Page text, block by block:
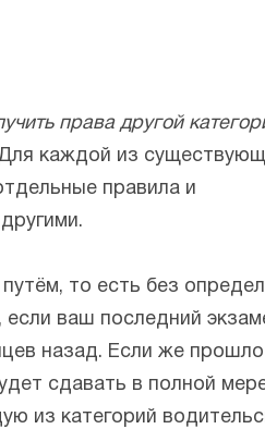
права другой
каждой из
правила и
то есть без
если ваш последний
назад. Если же прошло
сдавать в полной
из категорий